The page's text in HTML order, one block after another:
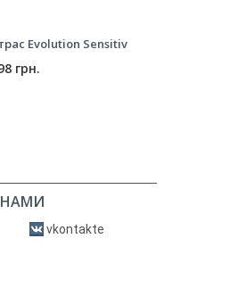
Evolution Sensitiv
грн.
НАМИ
vkontakte